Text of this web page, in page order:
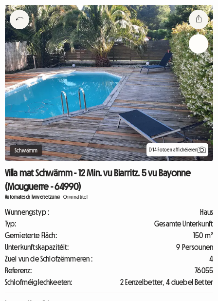
Schwämm D'14 Fotoen affichéieren
Villa mat Schwämm - 12 Min. vu Biarritz. 5 vu Bayonne
(Mouguerre - 64990)
Automatesch Iwwersetzung -Originaltitel
Wunnengstyp :
Haus
Typ:
Gesamte Unterkunft
Gemieterte Fläch:
150 m²
Unterkunftskapazitéit:
9 Persounen
Zuel vun de Schlofzëmmeren :
4
Referenz:
76055
Schlofméiglechkeeten:
2 Eenzelbetter, 4 duebel Better